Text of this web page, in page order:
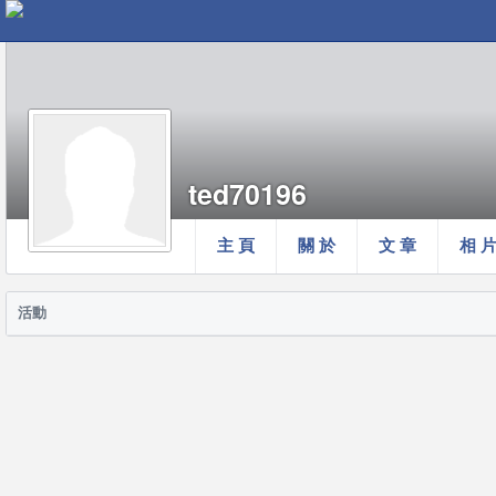
主 頁 關 於 文 章 相 片
ted70196
活動